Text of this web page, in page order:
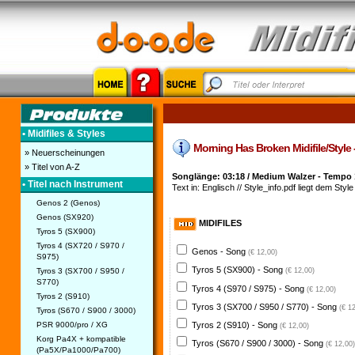
• Midifiles & Styles
» Neuerscheinungen
» Titel von A-Z
• Titel nach Instrument
Genos 2 (Genos)
Genos (SX920)
Tyros 5 (SX900)
Tyros 4 (SX720 / S970 /
S975)
Tyros 3 (SX700 / S950 /
S770)
Tyros 2 (S910)
Tyros (S670 / S900 / 3000)
PSR 9000/pro / XG
Korg Pa4X + kompatible
(Pa5X/Pa1000/Pa700)
Morning Has Broken Midifile/
Songlänge: 03:18 / Medium Walzer - Tempo
Text in: Englisch // Style_info.pdf liegt dem
MIDIFILES
Genos - Song (€ 12,00)
Tyros 5 (SX900) - Song (€ 12,00)
Tyros 4 (S970 / S975) - Song (€ 12,00)
Tyros 3 (SX700 / S950 / S770) - Song (€
Tyros 2 (S910) - Song (€ 12,00)
Tyros (S670 / S900 / 3000) - Song (€ 12,00)